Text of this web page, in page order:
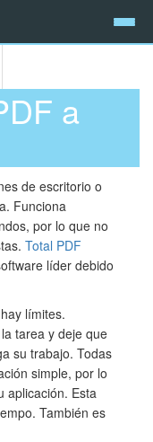
a
de escritorio o
Funciona
por lo que no
Total PDF
líder debido
límites.
tarea y deje que
su trabajo. Todas
simple, por lo
aplicación. Esta
También es